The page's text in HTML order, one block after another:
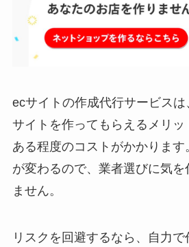
ecサイトの作成代行サービス
サイトを作ってもらえるメリッ
ある程度のコストがかかりま
が変わるので、業者選びに気
ません。
リスクを回避するなら、自力